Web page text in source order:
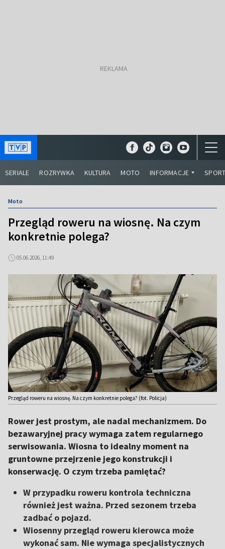
SERIALE ROZRYWKA KULTURA MOTO INFORMACJE
Moto
Przegląd roweru na wiosnę. Na czym
konkretnie polega?
05.06.2026, 11:49
Przegląd roweru na wiosnę. Na czym konkretnie polega? (fot. Policja)
Rower jest prostym, ale nadal mechanizmem. Do
bezawaryjnej pracy wymaga zatem regularnego
serwisowania. Wiosna to idealny moment na
gruntowne przejrzenie jego konstrukcji i
konserwację. O czym trzeba pamiętać?
W przypadku roweru kontrola techniczna
również jest ważna. Przed sezonem trzeba
zadbać o pojazd.
Wiosenny przegląd roweru kierowca może
wykonać sam. Nie wymaga specjalistycznych